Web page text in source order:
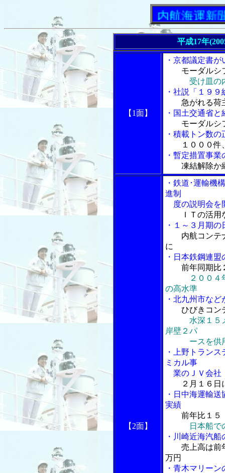
「内航海運新聞」
平成17年
【1面】
・京都議定書
モーダルシ
受け皿の
・社説「１９
急がれる荷
・国土交通省
モーダルシ
・積載トン数
１０００件
・暫定措置事
凍結解除か
【2面】
・鉄道･運輸機
進制
度の説明会を
ＩＴの活
・１～３月期
内航コンテ
に
・日本鉄鋼連
前年同期比
２００
の高水準
・北九州市な
ひびきコン
水深１５
岸壁２パ
ースを供用
・上野トラン
ミカル事
業のＪＶ会社
２月１６日
・日中海運輸
実績
前年比１５
日本船で
・川崎近海汽
売上高は前
万円
・青木マリー